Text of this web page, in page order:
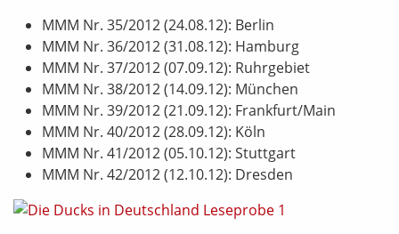
MMM Nr. 35/2012 (24.08.12): Berlin
MMM Nr. 36/2012 (31.08.12): Hamburg
MMM Nr. 37/2012 (07.09.12): Ruhrgebiet
MMM Nr. 38/2012 (14.09.12): München
MMM Nr. 39/2012 (21.09.12): Frankfurt/Main
MMM Nr. 40/2012 (28.09.12): Köln
MMM Nr. 41/2012 (05.10.12): Stuttgart
MMM Nr. 42/2012 (12.10.12): Dresden